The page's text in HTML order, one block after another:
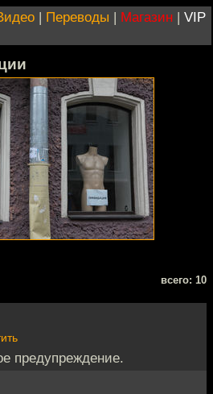
| Переводы | Магазин | VIP
всего: 10
предупреждение.